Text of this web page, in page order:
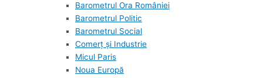
Barometrul Ora României
Barometrul Politic
Barometrul Social
Comerț și Industrie
Micul Paris
Noua Europă